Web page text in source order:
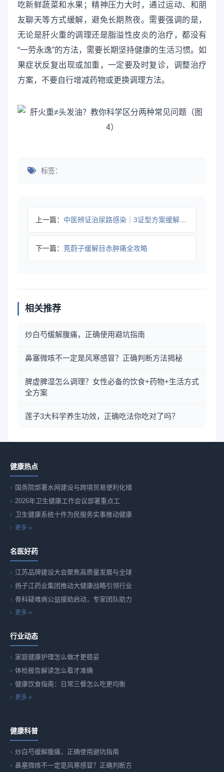
吃新鲜蔬菜和水果；精神压力大时，通过运动、和朋
友聊天等方式缓解，避免长期熬夜。需要强调的是，
无论是肝火重的调理还是脂溢性皮炎的治疗，都没有
“一劳永逸”的方法，需要长期坚持健康的生活习惯。如
果症状反复出现或加重，一定要及时复诊，调整治疗
方案，不要自行增减药物或更换调理方法。
标签：
上一篇： 中医辨证治尿路感染｜3证型方案缓解不适降低复发
下一篇： 茺蔚子缓解目赤肿痛全攻略
相关推荐
炒白芍缓解腹痛，正确使用避坑指南
鼻塞微咳不一定是风寒感冒？正确判断方法揭秘
脾虚脾湿怎么调理？女性必备的饮食+药物+生活方式
全方案
莲子3大科学养生功效，正确吃法你吃对了吗？
健康热点
国务院部署水网建设与跨境贸易便利化措
2026年卫生健康工作会议部署重点工
卫生健康系统十件为民服务实事推动健康
更多 »
名医好药
江苏品牌建设大会聚焦高质量发展与全球
扬子江药业集团推动大健康战略引领行业
骨科疑难病公益援助启动，专家团队助力
更多 »
行业动态
家庭健康护理怎么做才更稳妥
体检报告解读怎么看才准确
健康饮食指南：日常三餐怎么吃更均衡
更多 »
健康科普
炒白芍缓解腹痛，正确使用避坑指南
鼻塞微咳不一定是风寒感冒？正确判断方